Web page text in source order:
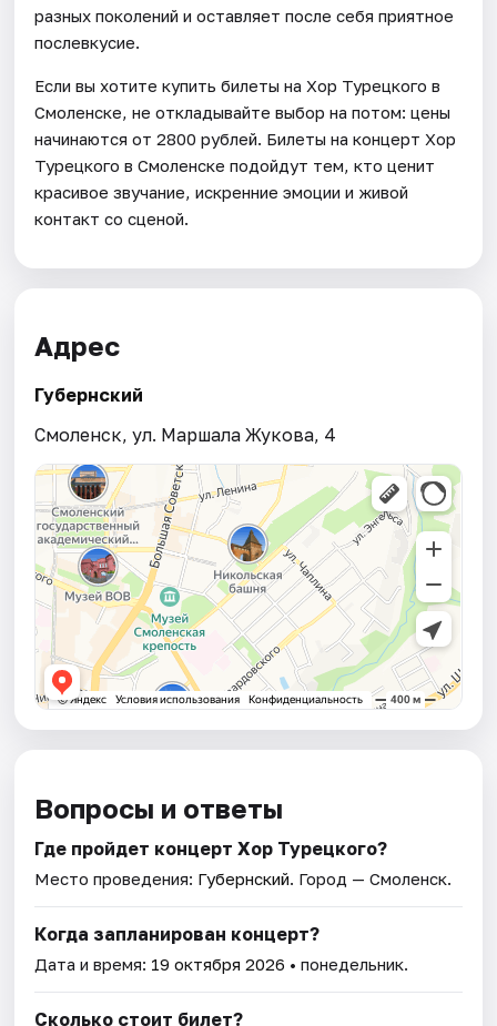
разных поколений и оставляет после себя приятное
послевкусие.
Если вы хотите купить билеты на Хор Турецкого в
Смоленске, не откладывайте выбор на потом: цены
начинаются от 2800 рублей. Билеты на концерт Хор
Турецкого в Смоленске подойдут тем, кто ценит
красивое звучание, искренние эмоции и живой
контакт со сценой.
Адрес
Губернский
Смоленск, ул. Маршала Жукова, 4
Вопросы и ответы
Где пройдет концерт Хор Турецкого?
Место проведения: Губернский. Город — Смоленск.
Когда запланирован концерт?
Дата и время: 19 октября 2026 • понедельник.
Сколько стоит билет?